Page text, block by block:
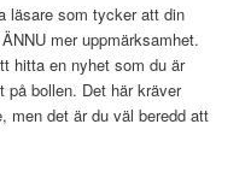
läsare som tycker att din
mer uppmärksamhet.
hitta en nyhet som du är
bollen. Det här kräver
men det är du väl beredd att